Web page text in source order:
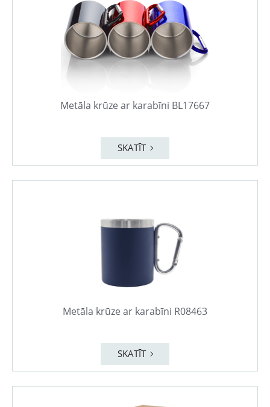
Metāla krūze ar karabīni BL17667
SKATĪT
Metāla krūze ar karabīni R08463
SKATĪT